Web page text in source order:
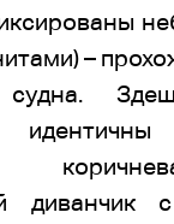
–
судна.
диванчик